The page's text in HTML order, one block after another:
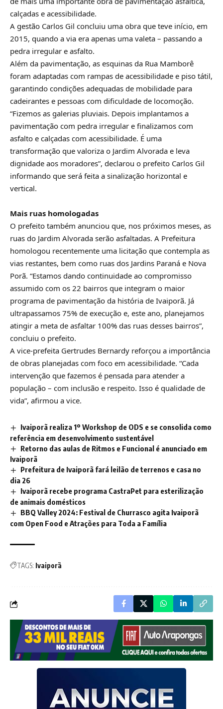
calçadas e acessibilidade.
A gestão Carlos Gil concluiu uma obra que teve início, em
2015, quando a via era apenas uma valeta – passando a
pedra irregular e asfalto.
Além da pavimentação, as esquinas da Rua Mamborê
foram adaptadas com rampas de acessibilidade e piso tátil,
garantindo condições adequadas de mobilidade para
cadeirantes e pessoas com dificuldade de locomoção.
“Fizemos as galerias pluviais. Depois implantamos a
pavimentação com pedra irregular e finalizamos com
asfalto e calçadas com acessibilidade. É uma
transformação que valoriza o Jardim Alvorada e leva
dignidade aos moradores”, declarou o prefeito Carlos Gil
informando que será feita a sinalização horizontal e
vertical.
Mais ruas homologadas
O prefeito também anunciou que, nos próximos meses, as
ruas do Jardim Alvorada serão asfaltadas. A Prefeitura
homologou recentemente uma licitação que contempla as
vias restantes, bem como ruas dos Jardins Paraná e Nova
Porã. “Estamos dando continuidade ao compromisso
assumido com os 22 bairros que integram o maior
programa de pavimentação da história de Ivaiporã. Já
ultrapassamos 75% de execução e, este ano, planejamos
atingir a meta de asfaltar 100% das ruas desses bairros”,
concluiu o prefeito.
A vice-prefeita Gertrudes Bernardy reforçou a importância
de obras planejadas com foco em acessibilidade. “Cada
intervenção que fazemos é pensada para atender a
população – com inclusão e respeito. Isso é qualidade de
vida”, afirmou a vice.
Ivaiporã realiza 1º Workshop de ODS e se consolida como
referência em desenvolvimento sustentável
Retorno das aulas de Ritmos e Funcional é anunciado em
Ivaiporã
Prefeitura de Ivaiporã fará leilão de terrenos e casa no
dia 26
Ivaiporã recebe programa CastraPet para esterilização
de animais domésticos
BBQ Valley 2024: Festival de Churrasco agita Ivaiporã
com Open Food e Atrações para Toda a Família
TAGS: Ivaiporã